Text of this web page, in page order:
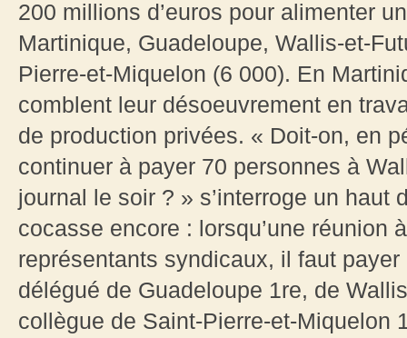
200 millions d’euros pour alimenter
Martinique, Guadeloupe, Wallis-et-
Pierre-et-Miquelon (6 000). En
comblent leur désoeuvrement en
de production privées. « Doit-on, en
continuer à payer 70 personnes à
journal le soir ? » s’interroge un
cocasse encore : lorsqu’une réunion
représentants syndicaux, il faut payer
délégué de Guadeloupe 1re, de
collègue de Saint-Pierre-et-